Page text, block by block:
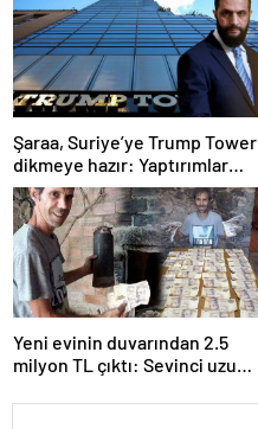
Şaraa, Suriye’ye Trump Tower
dikmeye hazır: Yaptırımlar
bitsin yeter
Yeni evinin duvarından 2.5
milyon TL çıktı: Sevinci uzun